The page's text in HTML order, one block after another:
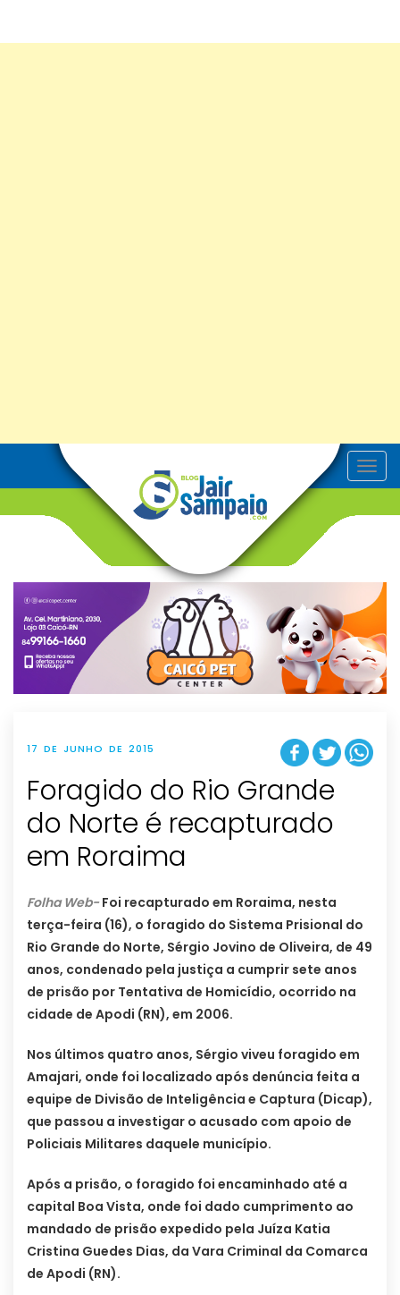
T
o
v
g
t
i
o
n
17 DE JUNHO DE 2015
Foragido do Rio Grande
do Norte é recapturado
em Roraima
Folha Web-Foi recapturado em Roraima, nesta
terça-feira (16), o foragido do Sistema Prisional do
Rio Grande do Norte, Sérgio Jovino de Oliveira, de 49
anos, condenado pela justiça a cumprir sete anos
de prisão por Tentativa de Homicídio, ocorrido na
cidade de Apodi (RN), em 2006.
Nos últimos quatro anos, Sérgio viveu foragido em
Amajari, onde foi localizado após denúncia feita a
equipe de Divisão de Inteligência e Captura (Dicap),
que passou a investigar o acusado com apoio de
Policiais Militares daquele município.
Após a prisão, o foragido foi encaminhado até a
capital Boa Vista, onde foi dado cumprimento ao
mandado de prisão expedido pela Juíza Katia
Cristina Guedes Dias, da Vara Criminal da Comarca
de Apodi (RN).